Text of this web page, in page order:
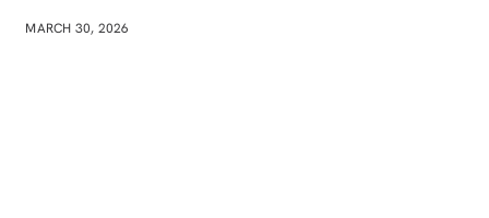
MARCH 30, 2026